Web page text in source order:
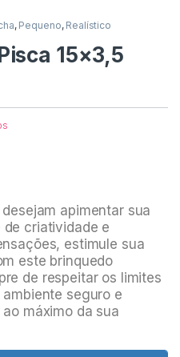
, Pequeno, Realístico
15×3,5
apimentar sua
criatividade e
estimule sua
este brinquedo
de respeitar os limites
seguro e
máximo da sua